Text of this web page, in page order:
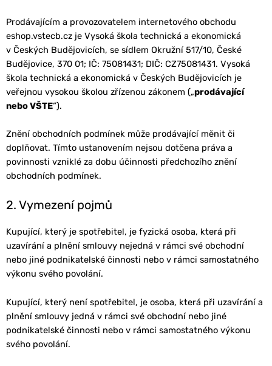
Prodávajícím a provozovatelem internetového obchodu
eshop.vstecb.cz je Vysoká škola technická a ekonomická
v Českých Budějovicích, se sídlem Okružní 517/10, České
Budějovice, 370 01; IČ: 75081431; DIČ: CZ75081431. Vysoká
škola technická a ekonomická v Českých Budějovicích je
veřejnou vysokou školou zřízenou zákonem („prodávající
nebo VŠTE“).
Znění obchodních podmínek může prodávající měnit či
doplňovat. Tímto ustanovením nejsou dotčena práva a
povinnosti vzniklé za dobu účinnosti předchozího znění
obchodních podmínek.
2. Vymezení pojmů
Kupující, který je spotřebitel, je fyzická osoba, která při
uzavírání a plnění smlouvy nejedná v rámci své obchodní
nebo jiné podnikatelské činnosti nebo v rámci samostatného
výkonu svého povolání.
Kupující, který není spotřebitel, je osoba, která při uzavírání a
plnění smlouvy jedná v rámci své obchodní nebo jiné
podnikatelské činnosti nebo v rámci samostatného výkonu
svého povolání.